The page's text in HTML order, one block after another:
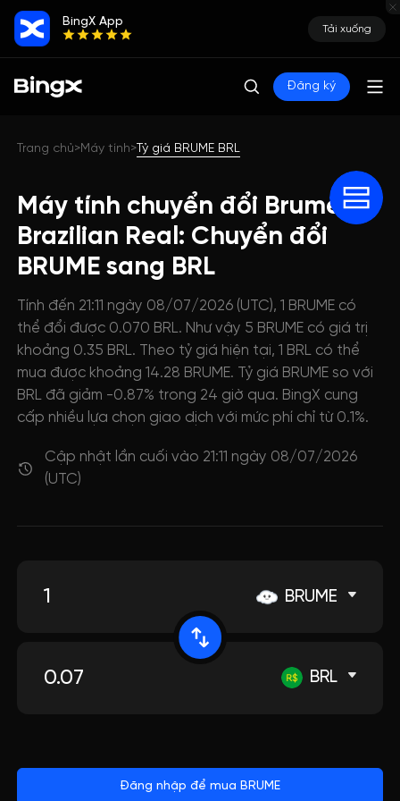
BingX App
Tải xuống
Đăng ký
Trang chủ>Máy tính>Tỷ giá BRUME BRL
Máy tính chuyển đổi Brume
Brazilian Real: Chuyển đổi
BRUME sang BRL
Tính đến 21:11 ngày 08/07/2026 (UTC), 1 BRUME có
thể đổi được 0.070 BRL. Như vậy 5 BRUME có giá trị
khoảng 0.35 BRL. Theo tỷ giá hiện tại, 1 BRL có thể
mua được khoảng 14.28 BRUME. Tỷ giá BRUME so với
BRL đã giảm -0.87% trong 24 giờ qua. BingX cung
cấp nhiều lựa chọn giao dịch với mức phí chỉ từ 0.1%.
Cập nhật lần cuối vào 21:11 ngày 08/07/2026
(UTC)
BRUME
BRL
Đăng nhập để mua BRUME